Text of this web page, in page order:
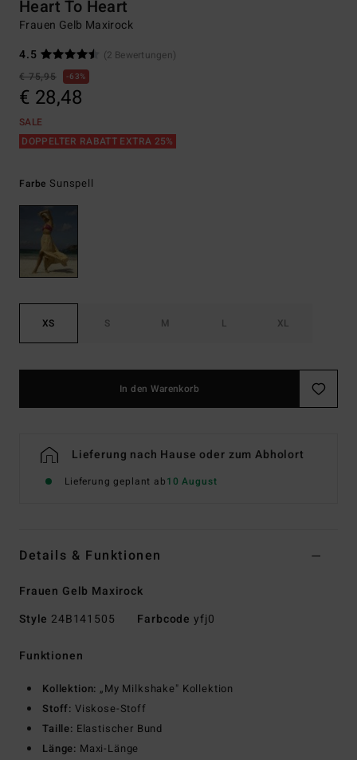
Heart To Heart
Frauen Gelb Maxirock
4.5
(2 Bewertungen)
€ 75,95
63%
€ 28,48
SALE
DOPPELTER RABATT EXTRA 25%
Farbe Sunspell
XS S M L XL
In den Warenkorb
Lieferung nach Hause oder zum Abholort
Lieferung geplant ab10 August
Details & Funktionen
Frauen Gelb Maxirock
Style 24B141505 Farbcode yfj0
Funktionen
Kollektion: „My Milkshake" Kollektion
Stoff: Viskose-Stoff
Taille: Elastischer Bund
Länge: Maxi-Länge